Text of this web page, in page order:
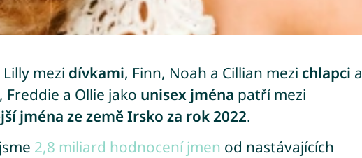
mezi dívkami, Finn, Noah a Cillian mezi chlapci a
Freddie a Ollie jako unisex jména patří mezi
jména ze země Irsko za rok 2022.
2,8 miliard hodnocení jmen od nastávajících